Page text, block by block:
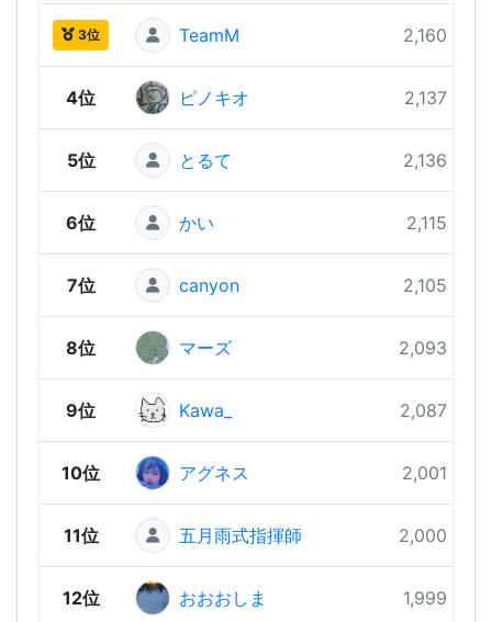
3位 TeamM 2,160 pts
4位 ピノキオ 2,137 pts
5位 とるて 2,136 pts
6位 かい 2,115 pts
7位 canyon 2,105 pts
8位 マーズ 2,093 pts
9位 Kawa_ 2,087 pts
10位 アグネス 2,001 pts
11位 五月雨式指揮師 2,000 pts
12位 おおおしま 1,999 pts